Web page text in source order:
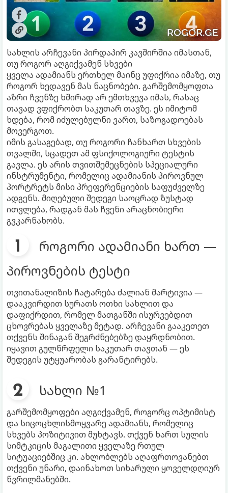
სახლის არჩევანი პირდაპირ კავშირშია იმასთან,
თუ როგორ აღგიქვამენ სხვები
ყველა ადამიანს ერთხელ მაინც უფიქრია იმაზე, თუ
როგორ ხედავენ მას ნაცნობები. გარშემომყოფთა
აზრი ჩვენზე ხშირად არ ემთხვევა იმას, რასაც
თავად ვფიქრობთ საკუთარ თავზე. ეს იმიტომ
ხდება, რომ იძულებულნი ვართ, საზოგადოებას
მოვერგოთ.
იმის გასაგებად, თუ როგორი ჩანხართ სხვების
თვალში, სცადეთ ამ ფსიქოლოგიური ტესტის
გავლა. ეს არის თვითშემეცნების სპეციალური
ინსტრუმენტი, რომელიც ადამიანის პიროვნულ
პორტრეტს მისი პრეფერენციების საფუძველზე
ადგენს. მიღებული შედეგი საოცრად ზუსტად
ითვლება, რადგან მას ჩვენი არაცნობიერი
გვკარნახობს.
როგორი ადამიანი ხართ —
პიროვნების ტესტი
თვითანალიზის ჩატარება ძალიან მარტივია —
დააკვირდით სურათს ოთხი სახლით და
დაფიქრდით, რომელ მათგანში ისურვებდით
ცხოვრებას ყველაზე მეტად. არჩევანი გააკეთეთ
თქვენს შინაგან შეგრძნებებზე დაყრდნობით.
იყავით გულწრფელი საკუთარ თავთან — ეს
შედეგის უტყუარობას გარანტირებს.
სახლი №1
გარშემომყოფები აღგიქვამენ, როგორც ოპტიმისტ
და სიცოცხლისმოყვარე ადამიანს, რომელიც
სხვებს პოზიტივით მუხტავს. თქვენ ხართ სულის
სიმტკიცის მაგალითი ყველაზე რთულ
სიტუაციებშიც კი. ახლობლებს აღაფრთოვანებთ
თქვენი უნარი, დაინახოთ სიხარული ყოველდღიურ
წვრილმანებში.